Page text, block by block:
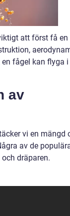
att först få en
fågel kan flyga
av
vi en mängd
av de
dräparen.